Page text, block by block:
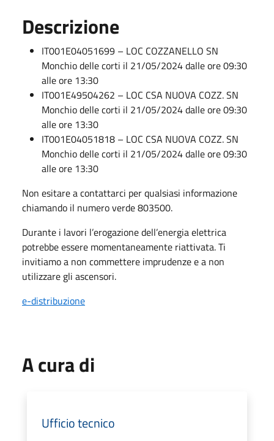
Descrizione
IT001E04051699 – LOC COZZANELLO SN
Monchio delle corti il 21/05/2024 dalle ore 09:30
alle ore 13:30
IT001E49504262 – LOC CSA NUOVA COZZ. SN
Monchio delle corti il 21/05/2024 dalle ore 09:30
alle ore 13:30
IT001E04051818 – LOC CSA NUOVA COZZ. SN
Monchio delle corti il 21/05/2024 dalle ore 09:30
alle ore 13:30
Non esitare a contattarci per qualsiasi informazione
chiamando il numero verde 803500.
Durante i lavori l’erogazione dell’energia elettrica
potrebbe essere momentaneamente riattivata. Ti
invitiamo a non commettere imprudenze e a non
utilizzare gli ascensori.
e-distribuzione
A cura di
Ufficio tecnico